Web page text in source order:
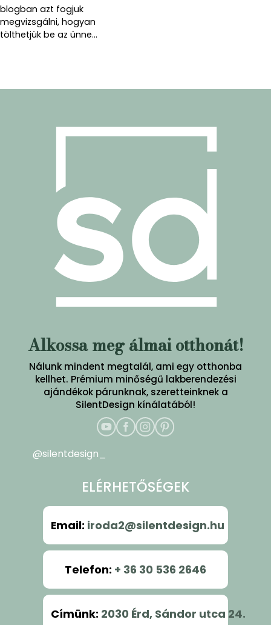
blogban azt fogjuk
megvizsgálni, hogyan
tölthetjük be az ünne...
Alkossa meg álmai otthonát!
Nálunk mindent megtalál, ami egy otthonba
kellhet. Prémium minőségű lakberendezési
ajándékok párunknak, szeretteinknek a
SilentDesign kínálatából!
@silentdesign_
ELÉRHETŐSÉGEK
Email: iroda2@silentdesign.hu
Telefon: + 36 30 536 2646
Címünk: 2030 Érd, Sándor utca 24.